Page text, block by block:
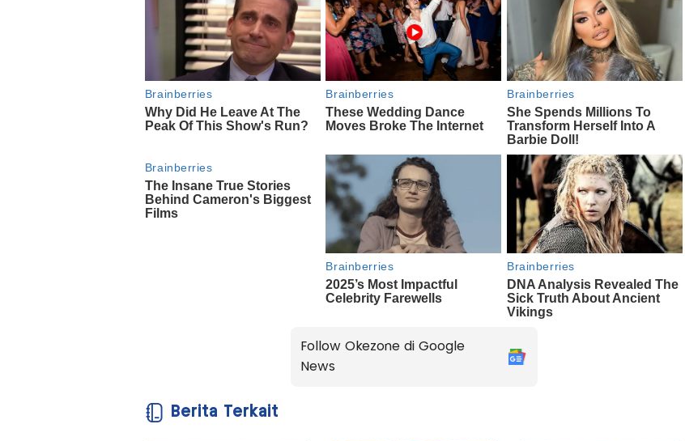
Follow Okezone di Google
News
Berita Terkait